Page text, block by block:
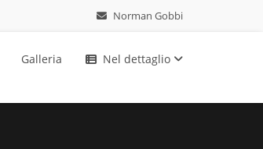
Norman Gobbi
Galleria Nel dettaglio